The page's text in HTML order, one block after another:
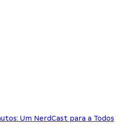
Um NerdCast para a Todos